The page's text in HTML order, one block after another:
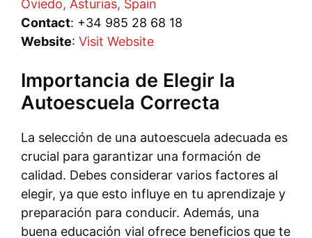
Oviedo, Asturias, Spain
Contact: +34 985 28 68 18
Website: Visit Website
Importancia de Elegir la
Autoescuela Correcta
La selección de una autoescuela adecuada es
crucial para garantizar una formación de
calidad. Debes considerar varios factores al
elegir, ya que esto influye en tu aprendizaje y
preparación para conducir. Además, una
buena educación vial ofrece beneficios que te